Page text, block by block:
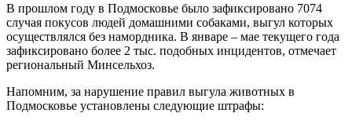
В прошлом году в Подмосковье было зафиксировано 7074
случая покусов людей домашними собаками, выгул которых
осуществлялся без намордника. В январе – мае текущего года
зафиксировано более 2 тыс. подобных инцидентов, отмечает
региональный Минсельхоз.
Напомним, за нарушение правил выгула животных в
Подмосковье установлены следующие штрафы: